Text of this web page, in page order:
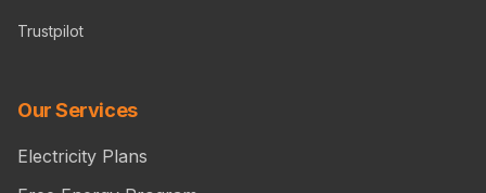
Free Energy Program